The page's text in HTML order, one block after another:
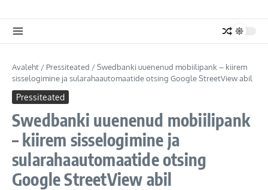
Avaleht / Pressiteated /Swedbanki uuenenud mobiilipank – kiirem
sisselogimine ja sularahaautomaatide otsing Google StreetView abil
Pressiteated
Swedbanki uuenenud mobiilipank
– kiirem sisselogimine ja
sularahaautomaatide otsing
Google StreetView abil